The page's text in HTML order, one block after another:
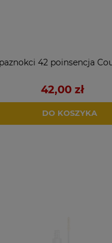
42 poinsencja
42,00 zł
DO KOSZYKA